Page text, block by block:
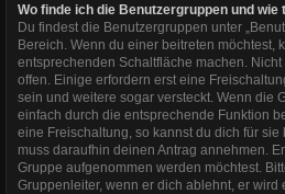
Wo finde ich die Benutzergruppen und wie
Du findest die Benutzergruppen unter
Bereich. Wenn du einer beitreten möchtest,
entsprechenden Schaltfläche machen.
offen. Einige erfordern erst eine
sein und weitere sogar versteckt. Wenn die
einfach durch die entsprechende Funktion
eine Freischaltung, so kannst du dich für
muss daraufhin deinen Antrag annehmen.
Gruppe aufgenommen werden möchtest.
Gruppenleiter, wenn er dich ablehnt, er wird